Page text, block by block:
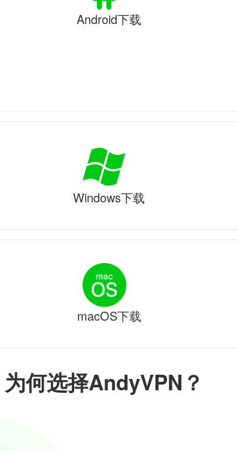
为何选择AndyVPN？
Android下载
Windows下载
macOS下载